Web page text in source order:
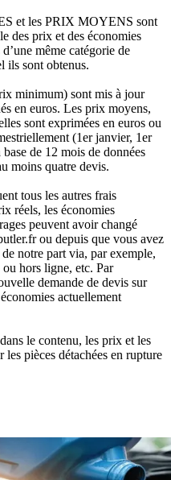
et les PRIX MOYENS sont
des prix et des économies
même catégorie de
ils sont obtenus.
minimum) sont mis à jour
en euros. Les prix moyens,
sont exprimées en euros ou
(1er janvier, 1er
de 12 mois de données
moins quatre devis.
tous les autres frais
réels, les économies
peuvent avoir changé
ou depuis que vous avez
notre part via, par exemple,
ou hors ligne, etc. Par
demande de devis sur
actuellement
le contenu, les prix et les
pièces détachées en rupture